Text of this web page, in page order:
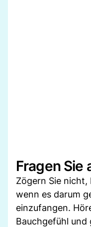
Fragen Sie
Zögern Sie
wenn es darum
einzufangen.
Bauchgefühl und